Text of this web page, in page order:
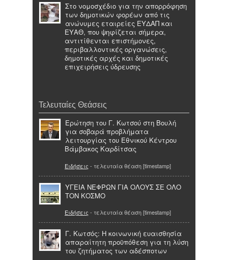
Στο νομοσχέδιο για την απορρόφηση
των δημοτικών φορέων από τις
ανώνυμες εταιρείες ΕΥΔΑΠ και
ΕΥΑΘ, που ψηφίζεται σήμερα,
αντιτίθενται επιστήμονες,
περιβαλλοντικές οργανώσεις,
δημοτικές αρχές και δημοτικές
επιχειρήσεις ύδρευσης
Τελευταίες Θεάσεις
Ερώτηση του Γ. Κωτσού στη Βουλή
για σοβαρά προβλήματα
λειτουργίας του Εθνικού Κέντρου
Βάμβακος Καρδίτσας
Ειδήσεις - τελευταία θέαση [timestamp]
ΥΓΕΙΑ ΝΕΦΡΩΝ ΓΙΑ ΟΛΟΥΣ ΣΕ ΟΛΟ
ΤΟΝ ΚΟΣΜΟ
Ειδήσεις - τελευταία θέαση [timestamp]
Γ. Κωτσός: Η κοινωνική ευαισθησία
απαραίτητη προϋπόθεση για τη λύση
του ζητήματος των αδέσποτων